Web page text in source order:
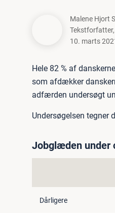
Malene Hjort
Tekstforfatter,
10. marts
Hele 82 % af
som afdækker
adfærden undersøgt
Undersøgelsen tegner
Jobglæden under
Dårligere